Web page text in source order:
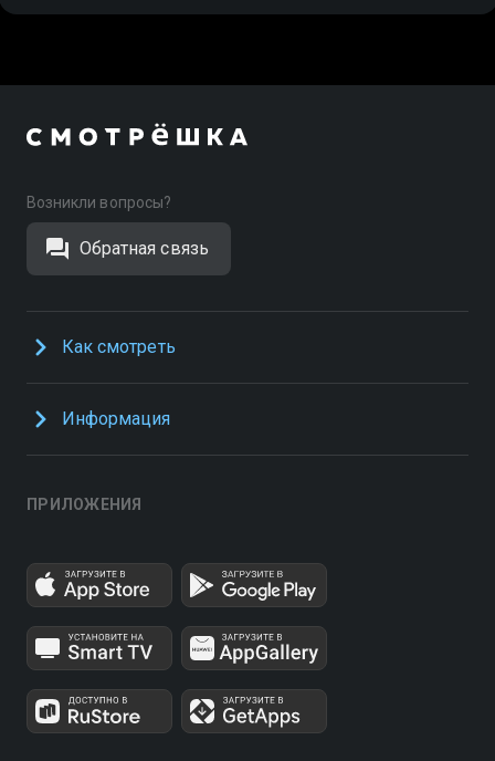
Возникли вопросы?
Обратная связь
Как смотреть
Информация
ПРИЛОЖЕНИЯ